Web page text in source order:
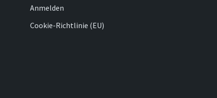
Anmelden
Cookie-Richtlinie (EU)